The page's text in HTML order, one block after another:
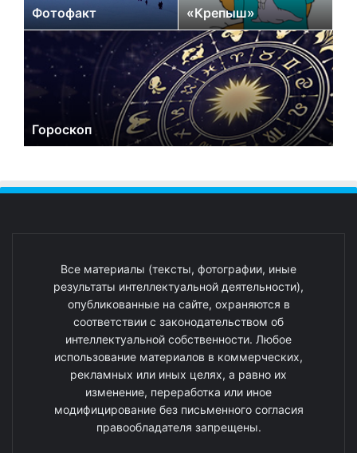
Фотофакт «Крепыш»
Гороскоп
Все материалы (тексты, фотографии, иные
результаты интеллектуальной деятельности),
опубликованные на сайте, охраняются в
соответствии с законодательством об
интеллектуальной собственности. Любое
использование материалов в коммерческих,
рекламных или иных целях, а равно их
изменение, переработка или иное
модифицирование без письменного согласия
правообладателя запрещены.